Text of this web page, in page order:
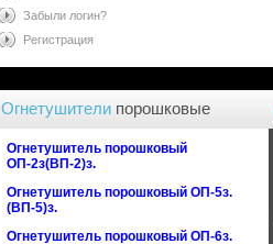
Забыли логин?
Регистрация
Огнетушители порошковые
Огнетушитель порошковый
ОП-2з(ВП-2)з.
Огнетушитель порошковый ОП-5з.
(ВП-5)з.
Огнетушитель порошковый ОП-6з.